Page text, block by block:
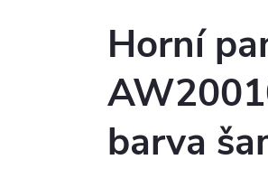
Horní
barva